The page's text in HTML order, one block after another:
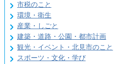
市税のこと
環境・衛生
産業・しごと
建築・道路・公園・都市計画
観光・イベント・北見市のこと
スポーツ・文化・学び